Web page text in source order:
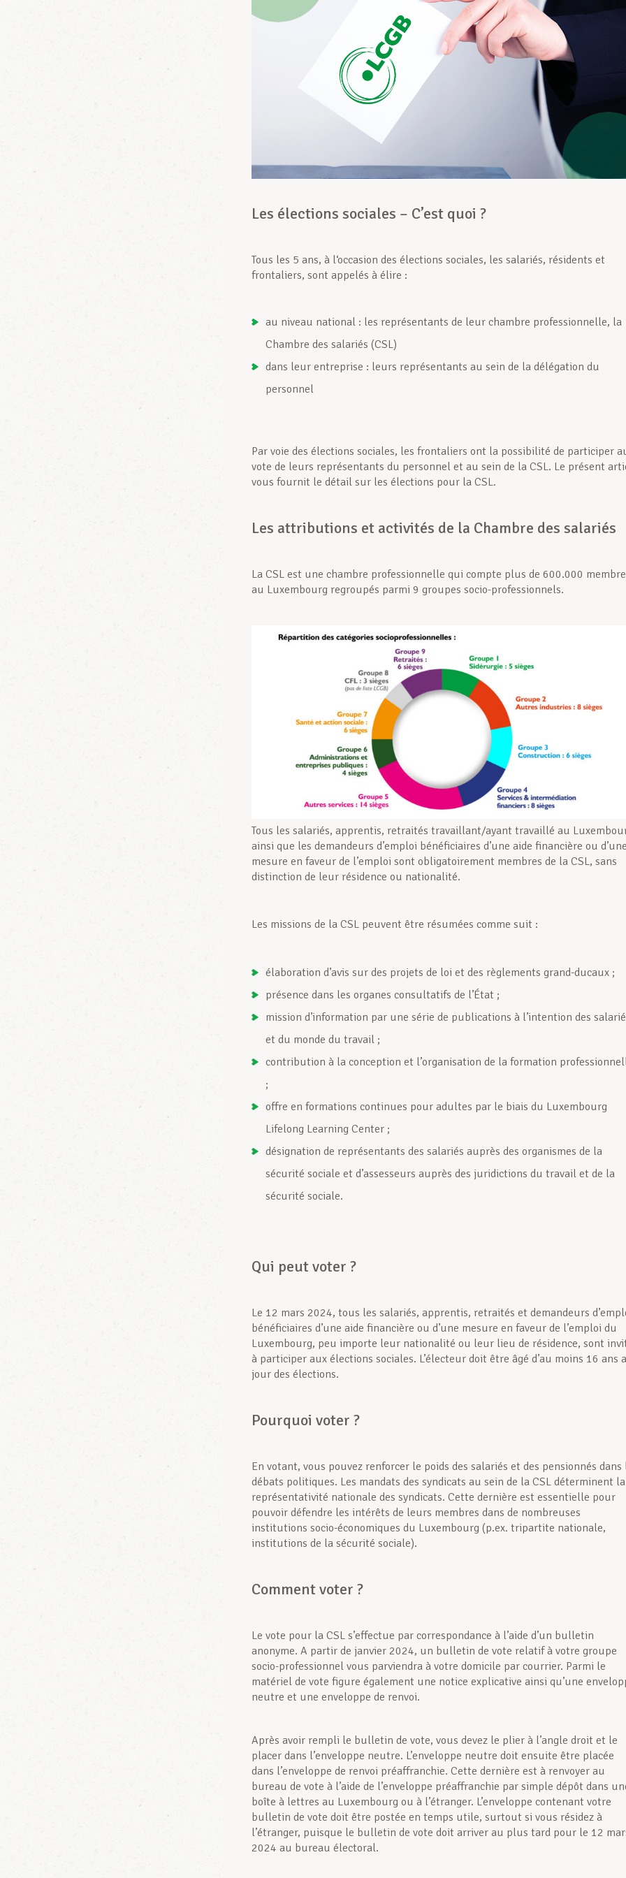
Les élections sociales – C’est quoi ?
Tous les 5 ans, à l‘occasion des élections sociales, les salariés, résidents et
frontaliers, sont appelés à élire :
au niveau national : les représentants de leur chambre professionnelle, la
Chambre des salariés (CSL)
dans leur entreprise : leurs représentants au sein de la délégation du
personnel
Par voie des élections sociales, les frontaliers ont la possibilité de participer
vote de leurs représentants du personnel et au sein de la CSL. Le présent
vous fournit le détail sur les élections pour la CSL.
Les attributions et activités de la Chambre des salariés
La CSL est une chambre professionnelle qui compte plus de 600.000
au Luxembourg regroupés parmi 9 groupes socio-professionnels.
Tous les salariés, apprentis, retraités travaillant/ayant travaillé au
ainsi que les demandeurs d’emploi bénéficiaires d’une aide financière ou d’une
mesure en faveur de l’emploi sont obligatoirement membres de la CSL, sans
distinction de leur résidence ou nationalité.
Les missions de la CSL peuvent être résumées comme suit :
élaboration d’avis sur des projets de loi et des règlements grand-ducaux ;
présence dans les organes consultatifs de l’État ;
mission d’information par une série de publications à l’intention des
et du monde du travail ;
contribution à la conception et l’organisation de la formation
;
offre en formations continues pour adultes par le biais du Luxembourg
Lifelong Learning Center ;
désignation de représentants des salariés auprès des organismes de la
sécurité sociale et d’assesseurs auprès des juridictions du travail et de la
sécurité sociale.
Qui peut voter ?
Le 12 mars 2024, tous les salariés, apprentis, retraités et demandeurs
bénéficiaires d’une aide financière ou d’une mesure en faveur de l’emploi du
Luxembourg, peu importe leur nationalité ou leur lieu de résidence, sont
à participer aux élections sociales. L’électeur doit être âgé d’au moins 16 ans
jour des élections.
Pourquoi voter ?
En votant, vous pouvez renforcer le poids des salariés et des pensionnés dans
débats politiques. Les mandats des syndicats au sein de la CSL déterminent la
représentativité nationale des syndicats. Cette dernière est essentielle pour
pouvoir défendre les intérêts de leurs membres dans de nombreuses
institutions socio-économiques du Luxembourg (p.ex. tripartite nationale,
institutions de la sécurité sociale).
Comment voter ?
Le vote pour la CSL s’effectue par correspondance à l’aide d’un bulletin
anonyme. A partir de janvier 2024, un bulletin de vote relatif à votre groupe
socio-professionnel vous parviendra à votre domicile par courrier. Parmi le
matériel de vote figure également une notice explicative ainsi qu’une
neutre et une enveloppe de renvoi.
Après avoir rempli le bulletin de vote, vous devez le plier à l’angle droit et le
placer dans l’enveloppe neutre. L’enveloppe neutre doit ensuite être placée
dans l’enveloppe de renvoi préaffranchie. Cette dernière est à renvoyer au
bureau de vote à l’aide de l’enveloppe préaffranchie par simple dépôt dans
boîte à lettres au Luxembourg ou à l’étranger. L’enveloppe contenant votre
bulletin de vote doit être postée en temps utile, surtout si vous résidez à
l’étranger, puisque le bulletin de vote doit arriver au plus tard pour le 12
2024 au bureau électoral.